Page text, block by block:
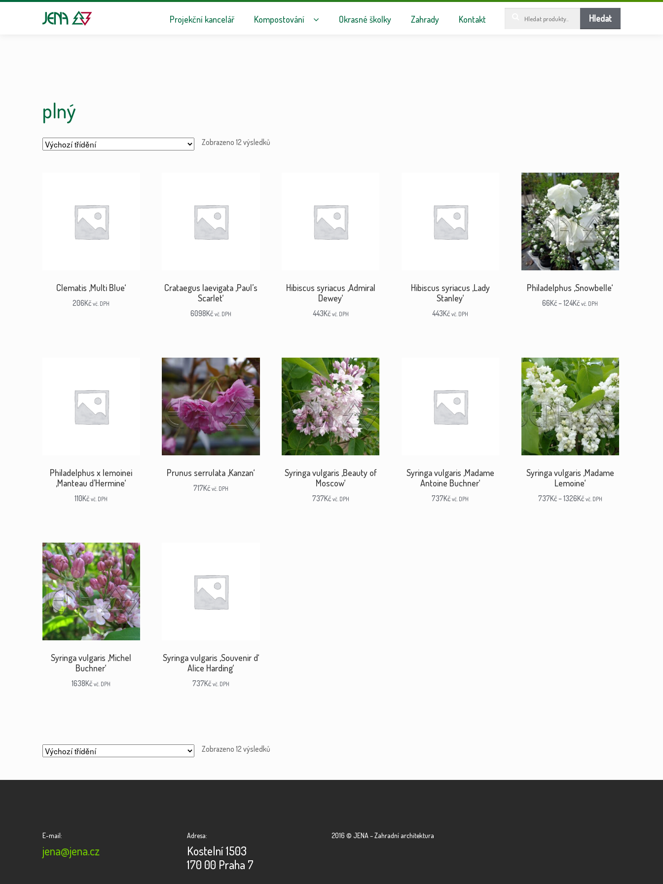
Přeskočit na navigaci
Přejít k obsahu webu
Hledat
Projekční kancelář Kompostování Okrasné školky Zahrady Kontakt
plný
Zobrazeno 12 výsledků
Clematis ‚Multi Blue‘
206Kč vč. DPH
Crataegus laevigata ‚Paul’s
Scarlet‘
6098Kč vč. DPH
Hibiscus syriacus ‚Admiral
Dewey‘
443Kč vč. DPH
Hibiscus syriacus ‚Lady
Stanley‘
443Kč vč. DPH
Philadelphus ‚Snowbelle‘
66Kč–124Kč vč. DPH
Philadelphus x lemoinei
‚Manteau d’Hermine‘
110Kč vč. DPH
Prunus serrulata ‚Kanzan‘
717Kč vč. DPH
Syringa vulgaris ‚Beauty of
Moscow‘
737Kč vč. DPH
Syringa vulgaris ‚Madame
Antoine Buchner‘
737Kč vč. DPH
Syringa vulgaris ‚Madame
Lemoine‘
737Kč–1326Kč vč. DPH
Syringa vulgaris ‚Michel
Buchner‘
1638Kč vč. DPH
Syringa vulgaris ‚Souvenir d‘
Alice Harding‘
737Kč vč. DPH
Zobrazeno 12 výsledků
E-mail:
jena@jena.cz
Adresa:
Kostelní 1503
170 00 Praha 7
2016 © JENA – Zahradní architektura